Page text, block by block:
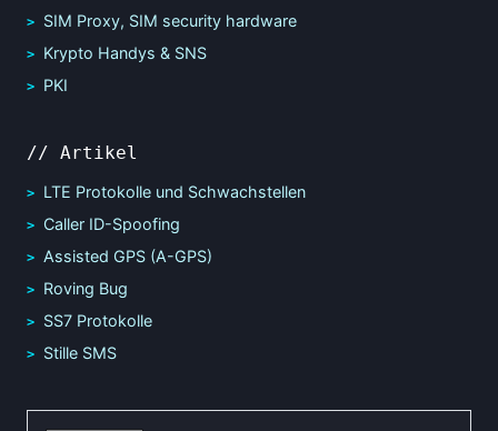
SIM Proxy, SIM security hardware
Krypto Handys & SNS
PKI
// Artikel
LTE Protokolle und Schwachstellen
Caller ID-Spoofing
Assisted GPS (A-GPS)
Roving Bug
SS7 Protokolle
Stille SMS